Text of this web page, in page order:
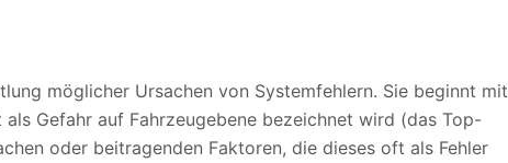
möglicher Ursachen von Systemfehlern. Sie beginnt mit
Gefahr auf Fahrzeugebene bezeichnet wird (das Top-
oder beitragenden Faktoren, die dieses oft als Fehler